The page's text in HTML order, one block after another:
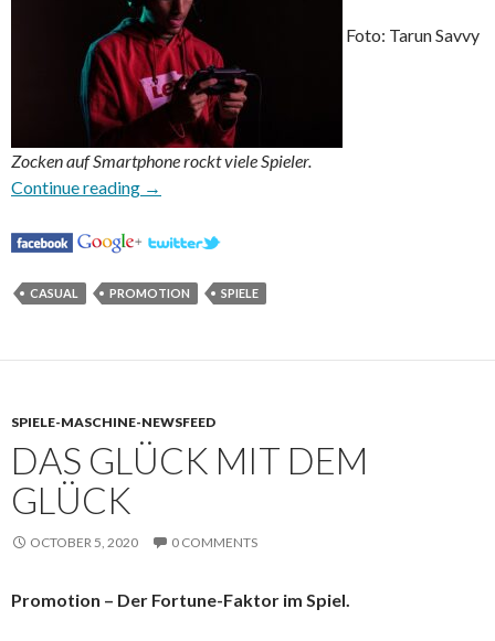
Foto: Tarun Savvy
Zocken auf Smartphone rockt viele Spieler.
Continue reading Auch die Römer liebten Spiele
→
CASUAL PROMOTION SPIELE
SPIELE-MASCHINE-NEWSFEED
DAS GLÜCK MIT DEM
GLÜCK
OCTOBER 5, 2020 0 COMMENTS
Promotion – Der Fortune-Faktor im Spiel.